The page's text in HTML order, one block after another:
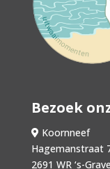
Bezoek
Koornneef
Hagemanstraat
2691 WR ‘s-